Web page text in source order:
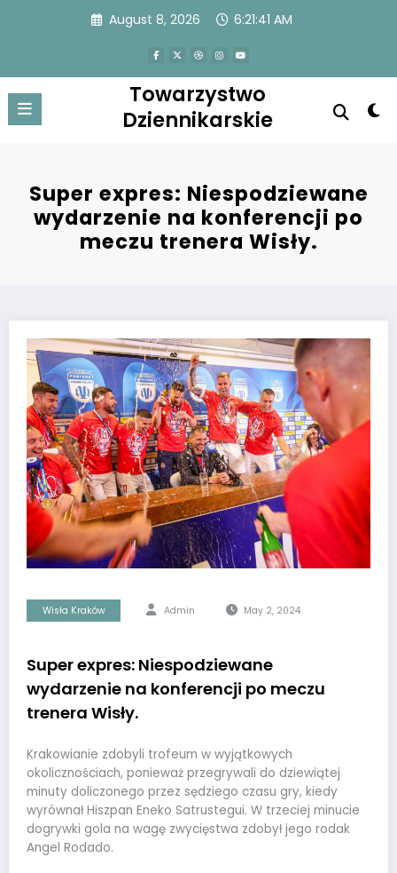
August 8, 2026 6:21:41 AM
Towarzystwo
Dziennikarskie
Super expres: Niespodziewane
wydarzenie na konferencji po
meczu trenera Wisły.
Wisła Kraków Admin May 2, 2024
Super expres: Niespodziewane
wydarzenie na konferencji po meczu
trenera Wisły.
Krakowianie zdobyli trofeum w wyjątkowych
okolicznościach, ponieważ przegrywali do dziewiątej
minuty doliczonego przez sędziego czasu gry, kiedy
wyrównał Hiszpan Eneko Satrustegui. W trzeciej minucie
dogrywki gola na wagę zwycięstwa zdobył jego rodak
Angel Rodado.